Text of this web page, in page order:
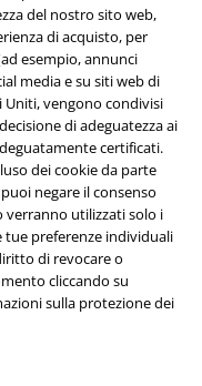
del nostro sito web,
di acquisto, per
esempio, annunci
media e su siti web di
Uniti, vengono condivisi
di adeguatezza ai
certificati.
dei cookie da parte
negare il consenso
verranno utilizzati solo i
tue preferenze individuali
di revocare o
cliccando su
sulla protezione dei
15%
di sconto
EMP e do il
periodiche
che i miei dati personali
Privacy